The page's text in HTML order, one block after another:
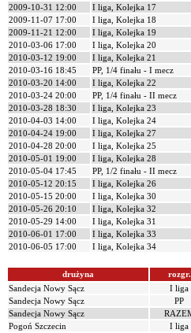
2009-10-31 12:00
I liga, Kolejka 17
2009-11-07 17:00
I liga, Kolejka 18
2009-11-21 12:00
I liga, Kolejka 19
2010-03-06 17:00
I liga, Kolejka 20
2010-03-12 19:00
I liga, Kolejka 21
2010-03-16 18:45
PP, 1/4 finału - I mecz
2010-03-20 14:00
I liga, Kolejka 22
2010-03-24 20:00
PP, 1/4 finału - II mecz
2010-03-28 18:30
I liga, Kolejka 23
2010-04-03 14:00
I liga, Kolejka 24
2010-04-24 19:00
I liga, Kolejka 27
2010-04-28 20:00
I liga, Kolejka 25
2010-05-01 19:00
I liga, Kolejka 28
2010-05-04 17:45
PP, 1/2 finału - II mecz
2010-05-12 20:15
I liga, Kolejka 26
2010-05-15 20:00
I liga, Kolejka 30
2010-05-26 20:10
I liga, Kolejka 32
2010-05-29 14:00
I liga, Kolejka 31
2010-06-01 17:00
I liga, Kolejka 33
2010-06-05 17:00
I liga, Kolejka 34
drużyna rozgr.
Sandecja Nowy Sącz
I liga
Sandecja Nowy Sącz
PP
Sandecja Nowy Sącz
Pogoń Szczecin
I liga